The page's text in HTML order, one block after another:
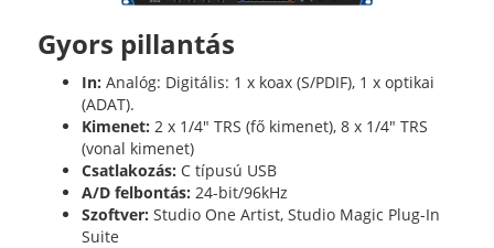
Gyors pillantás
In: Analóg: Digitális: 1 x koax (S/PDIF), 1 x optikai
(ADAT).
Kimenet: 2 x 1/4" TRS (fő kimenet), 8 x 1/4" TRS
(vonal kimenet)
Csatlakozás: C típusú USB
A/D felbontás: 24-bit/96kHz
Szoftver: Studio One Artist, Studio Magic Plug-In
Suite